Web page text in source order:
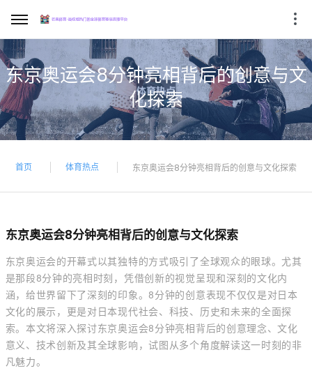
东京奥运会8分钟亮相背后的创意与文
化探索
首页 体育热点 东京奥运会8分钟亮相背后的创意与文化探索
东京奥运会8分钟亮相背后的创意与文化探索
东京奥运会的开幕式以其独特的方式吸引了全球观众的眼球。尤其
是那段8分钟的亮相时刻，凭借创新的视觉呈现和深刻的文化内
涵，给世界留下了深刻的印象。8分钟的创意表现不仅仅是对日本
文化的展示，更是对日本现代社会、科技、历史和未来的全面探
索。本文将深入探讨东京奥运会8分钟亮相背后的创意理念、文化
意义、技术创新及其全球影响，试图从多个角度解读这一时刻的非
凡魅力。